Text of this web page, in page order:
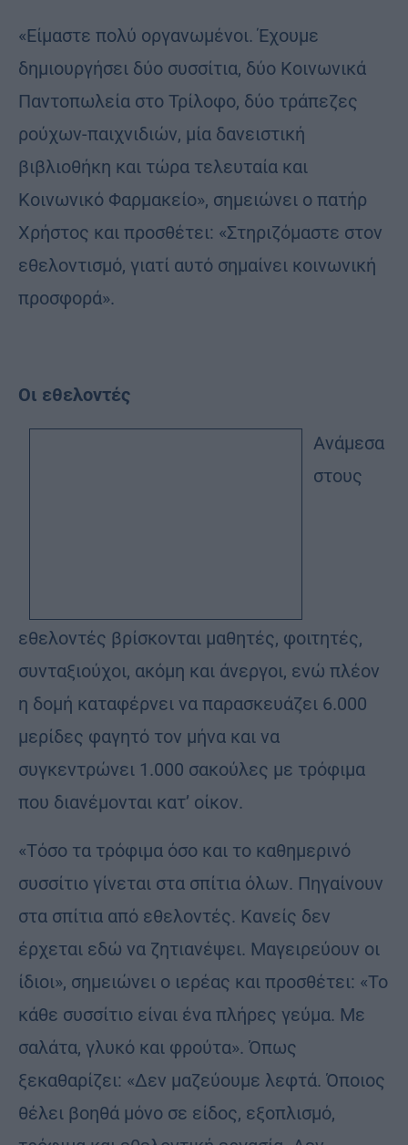
«Είμαστε πολύ οργανωμένοι. Έχουμε
δημιουργήσει δύο συσσίτια, δύο Κοινωνικά
Παντοπωλεία στο Τρίλοφο, δύο τράπεζες
ρούχων-παιχνιδιών, μία δανειστική
βιβλιοθήκη και τώρα τελευταία και
Κοινωνικό Φαρμακείο», σημειώνει ο πατήρ
Χρήστος και προσθέτει: «Στηριζόμαστε στον
εθελοντισμό, γιατί αυτό σημαίνει κοινωνική
προσφορά».
Οι εθελοντές
Ανάμεσα
στους
εθελοντές βρίσκονται μαθητές, φοιτητές,
συνταξιούχοι, ακόμη και άνεργοι, ενώ πλέον
η δομή καταφέρνει να παρασκευάζει 6.000
μερίδες φαγητό τον μήνα και να
συγκεντρώνει 1.000 σακούλες με τρόφιμα
που διανέμονται κατ’ οίκον.
«Τόσο τα τρόφιμα όσο και το καθημερινό
συσσίτιο γίνεται στα σπίτια όλων. Πηγαίνουν
στα σπίτια από εθελοντές. Κανείς δεν
έρχεται εδώ να ζητιανέψει. Μαγειρεύουν οι
ίδιοι», σημειώνει ο ιερέας και προσθέτει: «Το
κάθε συσσίτιο είναι ένα πλήρες γεύμα. Με
σαλάτα, γλυκό και φρούτα». Όπως
ξεκαθαρίζει: «Δεν μαζεύουμε λεφτά. Όποιος
θέλει βοηθά μόνο σε είδος, εξοπλισμό,